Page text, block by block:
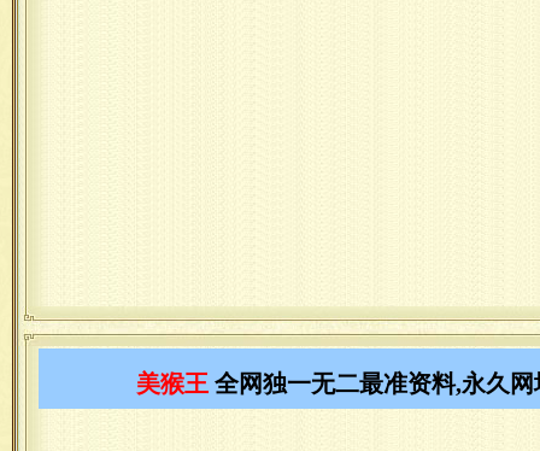
美猴王 全网独一无二最准资料,永久网